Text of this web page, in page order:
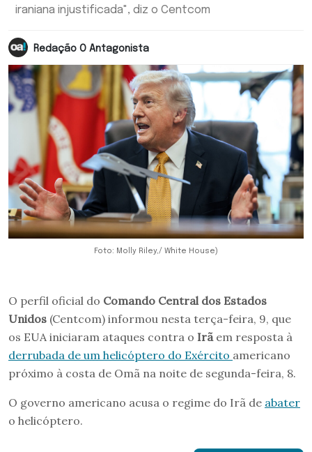
iraniana injustificada", diz o Centcom
Redação O Antagonista
Foto: Molly Riley,/ White House)
O perfil oficial do Comando Central dos Estados
Unidos (Centcom) informou nesta terça-feira, 9, que
os EUA iniciaram ataques contra o Irã em resposta à
derrubada de um helicóptero do Exército americano
próximo à costa de Omã na noite de segunda-feira, 8.
O governo americano acusa o regime do Irã de abater
o helicóptero.